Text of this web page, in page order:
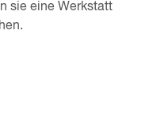
sie eine Werkstatt